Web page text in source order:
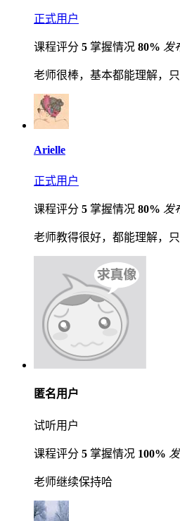
正式用户
课程评分 5 掌握情况 80% 发
老师很棒，基本都能理解，
Arielle
正式用户
课程评分 5 掌握情况 80% 发
老师教得很好，都能理解，
匿名用户
试听用户
课程评分 5 掌握情况 100%
老师继续保持哈